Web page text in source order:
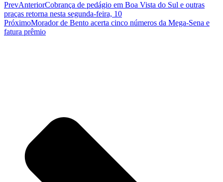
PrevAnteriorCobrança de pedágio em Boa Vista do Sul e outras
praças retorna nesta segunda-feira, 10
PróximoMorador de Bento acerta cinco números da Mega-Sena e
fatura prêmio